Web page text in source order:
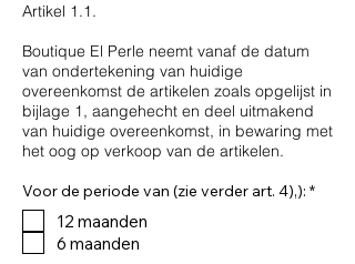
Artikel 1.1.
Boutique El Perle neemt vanaf de datum
van ondertekening van huidige
overeenkomst de artikelen zoals opgelijst in
bijlage 1, aangehecht en deel uitmakend
van huidige overeenkomst, in bewaring met
het oog op verkoop van de artikelen.
Voor de periode van (zie verder art. 4),): *V
12 maanden
6 maanden